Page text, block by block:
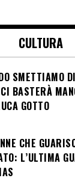
CULTURA
SMETTIAMO
BASTERÀ
GOTTO
CHE
L’ULTIMA